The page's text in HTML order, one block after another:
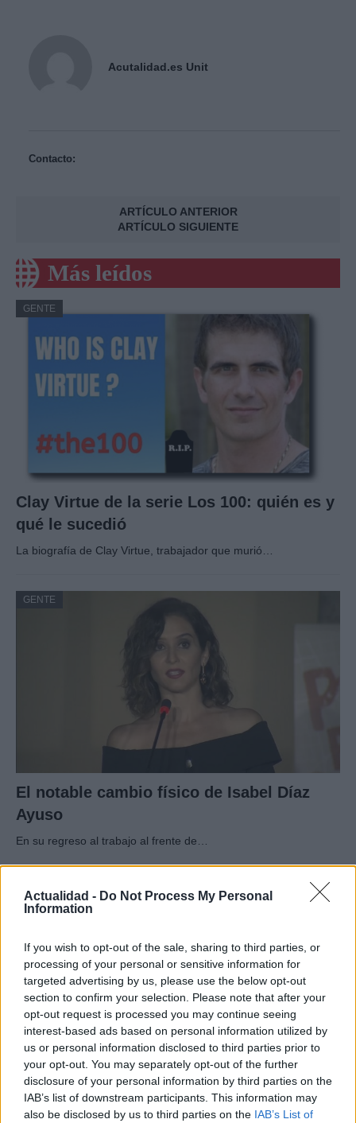
Actualidad - Do Not Process My Personal
Information
If you wish to opt-out of the sale, sharing to third parties, or
processing of your personal or sensitive information for
targeted advertising by us, please use the below opt-out
section to confirm your selection. Please note that after your
opt-out request is processed you may continue seeing
interest-based ads based on personal information utilized by
us or personal information disclosed to third parties prior to
your opt-out. You may separately opt-out of the further
disclosure of your personal information by third parties on the
IAB’s list of downstream participants. This information may
also be disclosed by us to third parties on the IAB’s List of
Acutalidad.es Unit
Contacto:
ARTÍCULO ANTERIOR
ARTÍCULO SIGUIENTE
Más leídos
GENTE
Clay Virtue de la serie Los 100: quién es y
qué le sucedió
La biografía de Clay Virtue, trabajador que murió…
GENTE
El notable cambio físico de Isabel Díaz
Ayuso
En su regreso al trabajo al frente de…
GENTE
¿Quién es Chad Boyce?: cómo murió
durante la serie Los 100